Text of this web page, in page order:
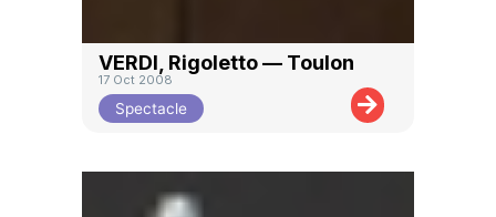
VERDI, Rigoletto — Toulon
17 Oct 2008
Spectacle